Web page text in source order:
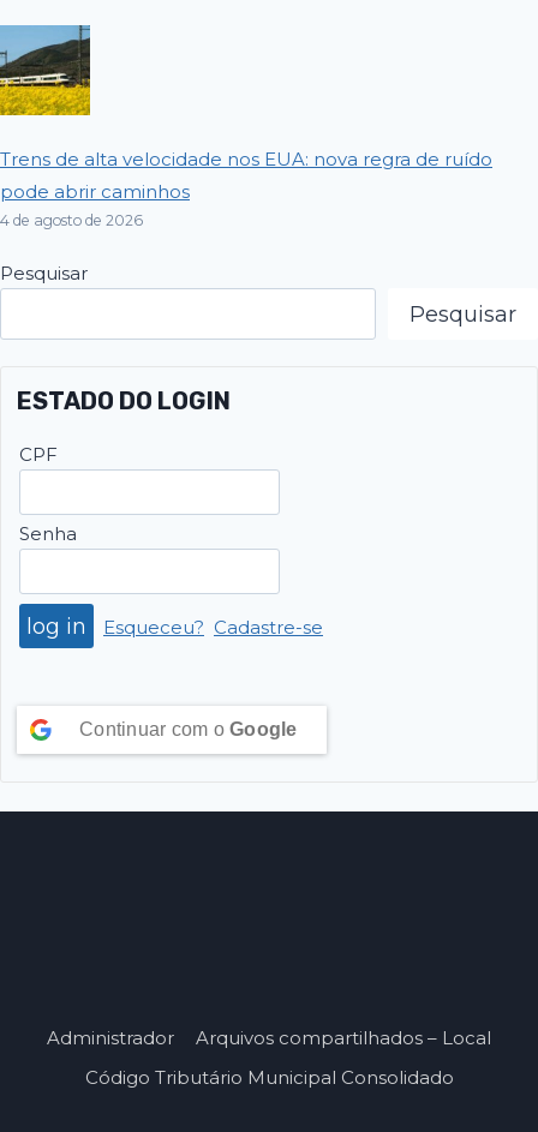
Trens de alta velocidade nos EUA: nova regra de ruído
pode abrir caminhos
4 de agosto de 2026
Pesquisar
Pesquisar
ESTADO DO LOGIN
CPF
Senha
Esqueceu? Cadastre-se
Continuar com o Google
Administrador
Arquivos compartilhados – Local
Código Tributário Municipal Consolidado